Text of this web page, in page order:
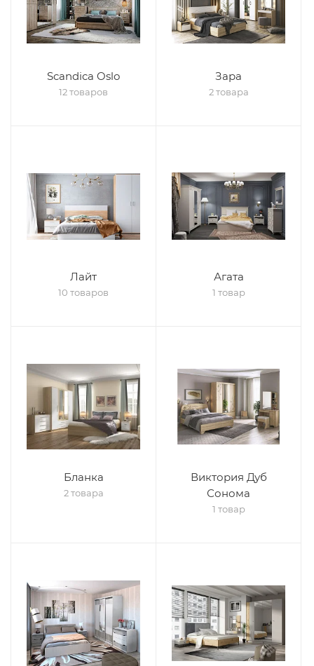
Scandica Oslo
12 товаров
Зара
2 товара
Лайт
10 товаров
Агата
1 товар
Бланка
2 товара
Виктория Дуб
Сонома
1 товар